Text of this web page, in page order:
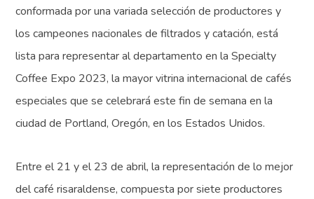
conformada por una variada selección de productores y
los campeones nacionales de filtrados y catación, está
lista para representar al departamento en la Specialty
Coffee Expo 2023, la mayor vitrina internacional de cafés
especiales que se celebrará este fin de semana en la
ciudad de Portland, Oregón, en los Estados Unidos.
Entre el 21 y el 23 de abril, la representación de lo mejor
del café risaraldense, compuesta por siete productores